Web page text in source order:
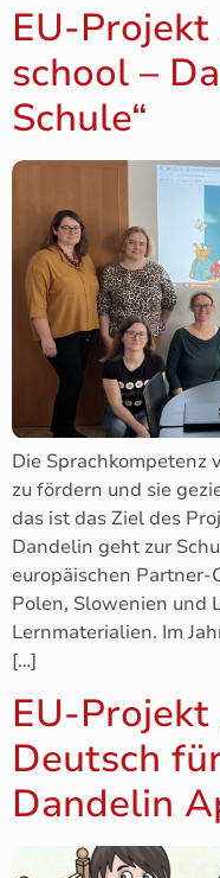
EU-
school –
Schule“
Die Sprachkompetenz
zu fördern und sie
das ist das Ziel des
Dandelin geht zur
europäischen
Polen, Slowenien und
Lernmaterialien. Im
[…]
EU-
Deutsch
Dandelin